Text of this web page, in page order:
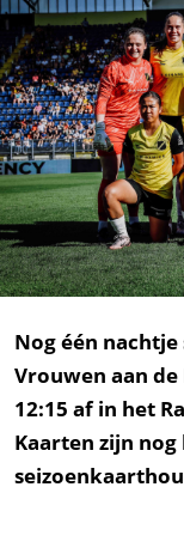
Nog één
Vrouwen aan
12:15 af in het
Kaarten zijn